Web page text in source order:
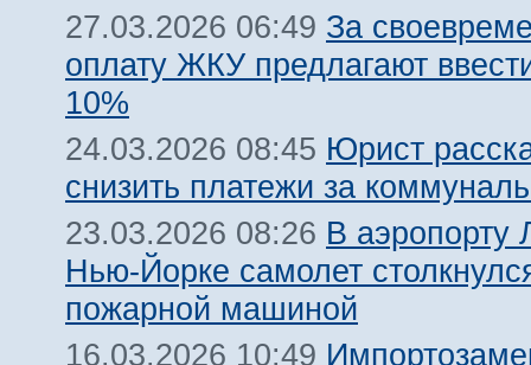
27.03.2026 06:49 За
оплату ЖКУ предлагают
10%
24.03.2026 08:45 Юрист
снизить платежи за
23.03.2026 08:26 В аэропорту
Нью-Йорке самолет
пожарной машиной
16.03.2026 10:49